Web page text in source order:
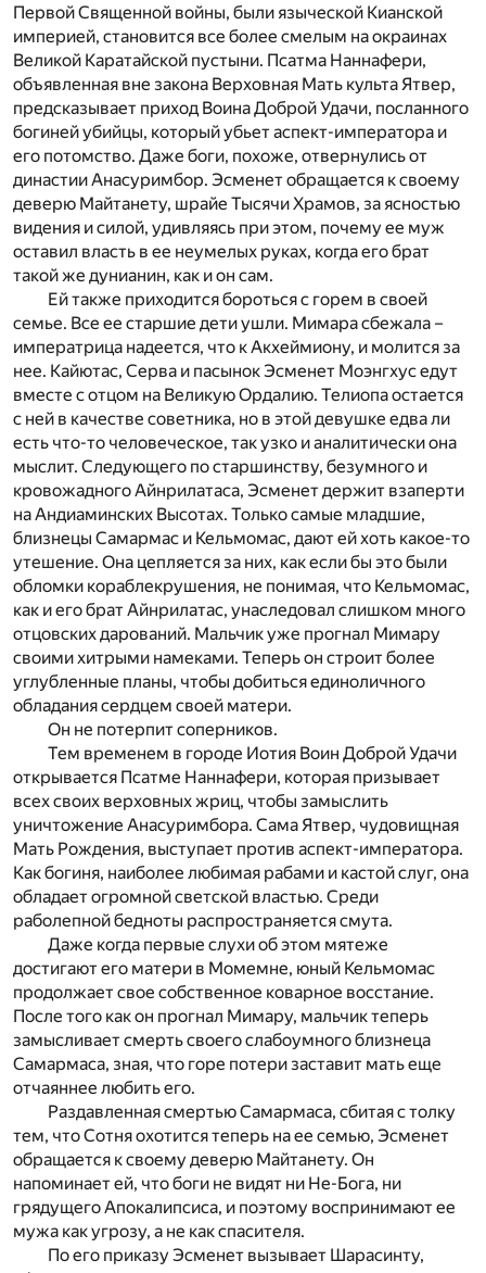
Первой Священной войны, были языческой Кианской
империей, становится все более смелым на окраинах
Великой Каратайской пустыни. Псатма Наннафери,
объявленная вне закона Верховная Мать культа Ятвер,
предсказывает приход Воина Доброй Удачи, посланного
богиней убийцы, который убьет аспект-императора и
его потомство. Даже боги, похоже, отвернулись от
династии Анасуримбор. Эсменет обращается к своему
деверю Майтанету, шрайе Тысячи Храмов, за ясностью
видения и силой, удивляясь при этом, почему ее муж
оставил власть в ее неумелых руках, когда его брат
такой же дунианин, как и он сам.
Ей также приходится бороться с горем в своей
семье. Все ее старшие дети ушли. Мимара сбежала –
императрица надеется, что к Акхеймиону, и молится за
нее. Кайютас, Серва и пасынок Эсменет Моэнгхус едут
вместе с отцом на Великую Ордалию. Телиопа остается
с ней в качестве советника, но в этой девушке едва ли
есть что-то человеческое, так узко и аналитически она
мыслит. Следующего по старшинству, безумного и
кровожадного Айнрилатаса, Эсменет держит взаперти
на Андиаминских Высотах. Только самые младшие,
близнецы Самармас и Кельмомас, дают ей хоть какое-то
утешение. Она цепляется за них, как если бы это были
обломки кораблекрушения, не понимая, что Кельмомас,
как и его брат Айнрилатас, унаследовал слишком много
отцовских дарований. Мальчик уже прогнал Мимару
своими хитрыми намеками. Теперь он строит более
углубленные планы, чтобы добиться единоличного
обладания сердцем своей матери.
Он не потерпит соперников.
Тем временем в городе Иотия Воин Доброй Удачи
открывается Псатме Наннафери, которая призывает
всех своих верховных жриц, чтобы замыслить
уничтожение Анасуримбора. Сама Ятвер, чудовищная
Мать Рождения, выступает против аспект-императора.
Как богиня, наиболее любимая рабами и кастой слуг, она
обладает огромной светской властью. Среди
раболепной бедноты распространяется смута.
Даже когда первые слухи об этом мятеже
достигают его матери в Момемне, юный Кельмомас
продолжает свое собственное коварное восстание.
После того как он прогнал Мимару, мальчик теперь
замысливает смерть своего слабоумного близнеца
Самармаса, зная, что горе потери заставит мать еще
отчаяннее любить его.
Раздавленная смертью Самармаса, сбитая с толку
тем, что Сотня охотится теперь на ее семью, Эсменет
обращается к своему деверю Майтанету. Он
напоминает ей, что боги не видят ни Не-Бога, ни
грядущего Апокалипсиса, и поэтому воспринимают ее
мужа как угрозу, а не как спасителя.
По его приказу Эсменет вызывает Шарасинту,